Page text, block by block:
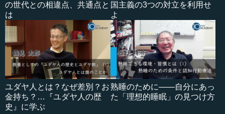
の世代との相違点、共通点と
は
国主義の3つの対立を利用せ
よ
ユダヤ人とは？なぜ差別？お
金持ち？…『ユダヤ人の歴
史』に学ぶ
熟睡のために――自分にあっ
た「理想的睡眠」の見つけ方